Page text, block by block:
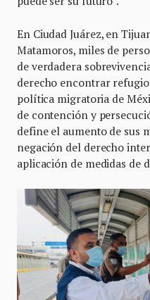
En Ciudad Juárez, en
Matamoros, miles de
de verdadera
derecho encontrar refugio
política migratoria de
de contención y
define el aumento de sus
negación del derecho
aplicación de medidas de